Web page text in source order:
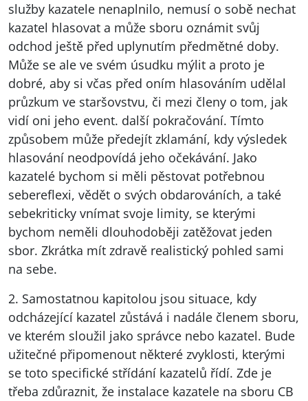
služby kazatele nenaplnilo, nemusí o sobě nechat
kazatel hlasovat a může sboru oznámit svůj
odchod ještě před uplynutím předmětné doby.
Může se ale ve svém úsudku mýlit a proto je
dobré, aby si včas před oním hlasováním udělal
průzkum ve staršovstvu, či mezi členy o tom, jak
vidí oni jeho event. další pokračování. Tímto
způsobem může předejít zklamání, kdy výsledek
hlasování neodpovídá jeho očekávání. Jako
kazatelé bychom si měli pěstovat potřebnou
sebereflexi, vědět o svých obdarováních, a také
sebekriticky vnímat svoje limity, se kterými
bychom neměli dlouhodoběji zatěžovat jeden
sbor. Zkrátka mít zdravě realistický pohled sami
na sebe.
2. Samostatnou kapitolou jsou situace, kdy
odcházející kazatel zůstává i nadále členem sboru,
ve kterém sloužil jako správce nebo kazatel. Bude
užitečné připomenout některé zvyklosti, kterými
se toto specifické střídání kazatelů řídí. Zde je
třeba zdůraznit, že instalace kazatele na sboru CB